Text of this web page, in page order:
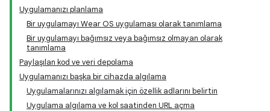
Uygulamanızı planlama
Bir uygulamayı Wear OS uygulaması olarak tanımlama
Bir uygulamayı bağımsız veya bağımsız olmayan olarak
tanımlama
Paylaşılan kod ve veri depolama
Uygulamanızı başka bir cihazda algılama
Uygulamalarınızı algılamak için özellik adlarını belirtin
Uygulama algılama ve kol saatinden URL açma